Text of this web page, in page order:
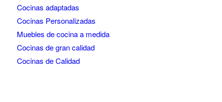
Cocinas adaptadas
Cocinas Personalizadas
Muebles de cocina a medida
Cocinas de gran calidad
Cocinas de Calidad